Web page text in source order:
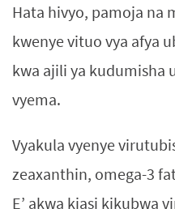
Hata hivyo, pamoja na
kwenye vituo vya afya
kwa ajili ya kudumisha
vyema.
Vyakula vyenye
zeaxanthin, omega-3
E’ akwa kiasi kikubwa